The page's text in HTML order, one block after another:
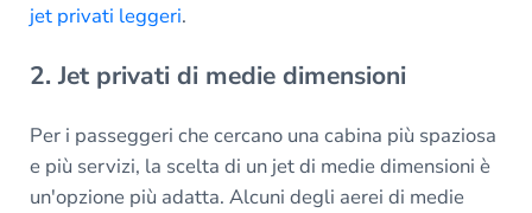
jet privati leggeri.
2. Jet privati di medie dimensioni
Per i passeggeri che cercano una cabina più spaziosa
e più servizi, la scelta di un jet di medie dimensioni è
un'opzione più adatta. Alcuni degli aerei di medie